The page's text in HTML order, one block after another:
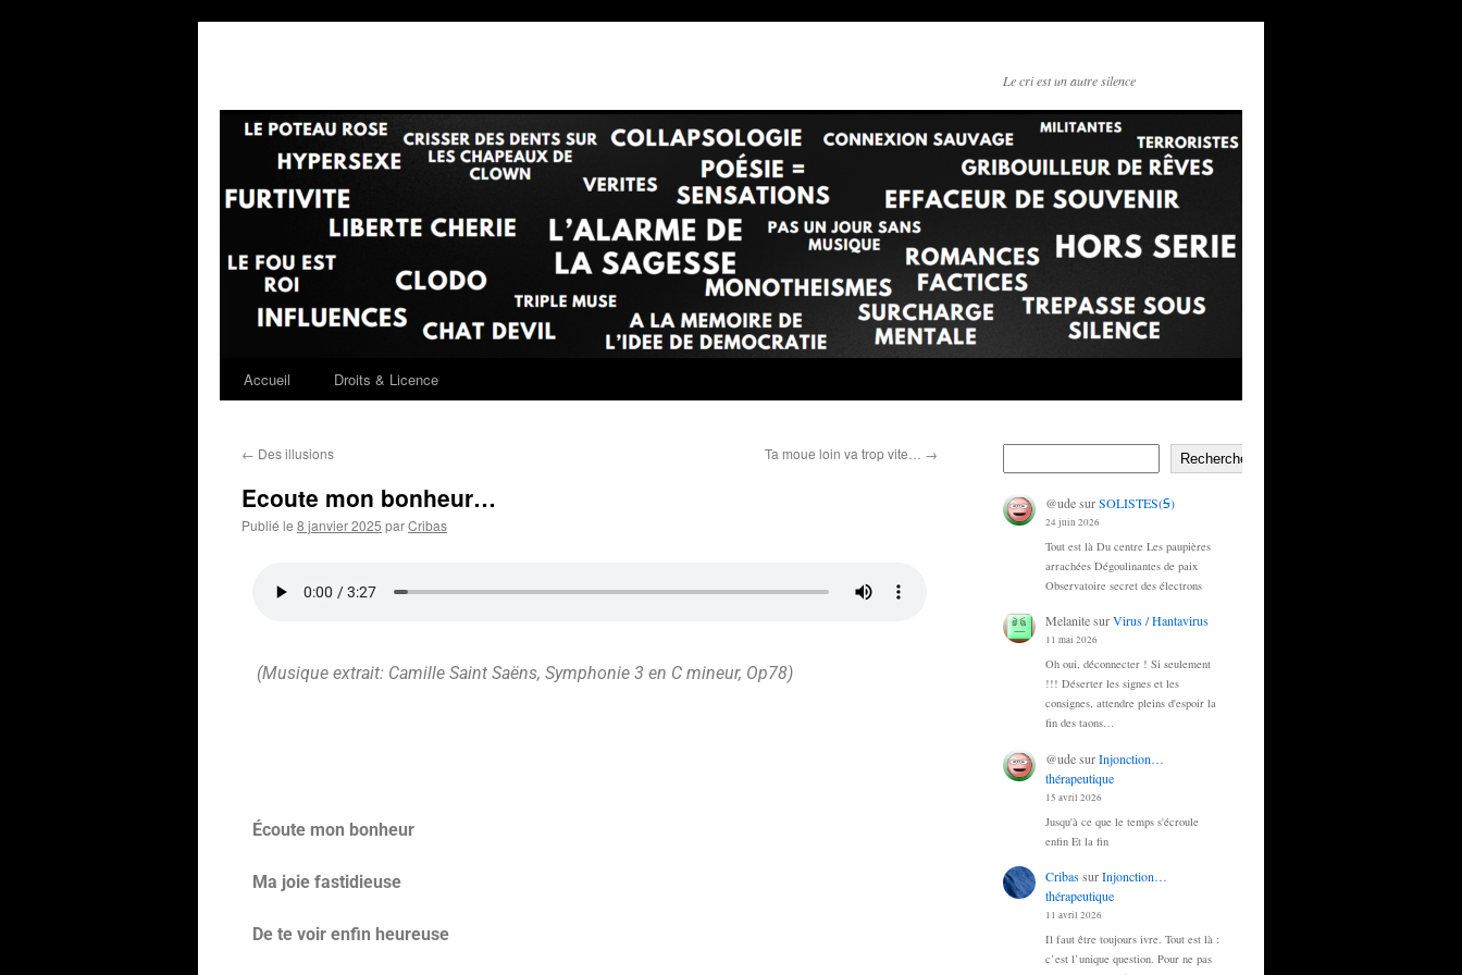
Le cri est un autre silence
Accueil Droits & Licence
← Des illusions Ta moue loin va trop vite… →
Ecoute mon bonheur…
Publié le 8 janvier 2025 parCribas
(Musique extrait: Camille Saint Saëns, Symphonie 3 en C mineur, Op78)
Écoute mon bonheur
Ma joie fastidieuse
De te voir enfin heureuse
Rechercher
@udesurSOLISTES(Ꟊ)
24 juin 2026
Tout est là Du centre Les paupières
arrachées Dégoulinantes de paix
Observatoire secret des électrons
MelanitesurVirus / Hantavirus
11 mai 2026
Oh oui, déconnecter ! Si seulement
!!! Déserter les signes et les
consignes, attendre pleins d'espoir la
fin des taons…
@udesurInjonction…
thérapeutique
15 avril 2026
Jusqu'à ce que le temps s'écroule
enfin Et la fin
CribassurInjonction…
thérapeutique
11 avril 2026
Il faut être toujours ivre. Tout est là :
c’est l’unique question. Pour ne pas